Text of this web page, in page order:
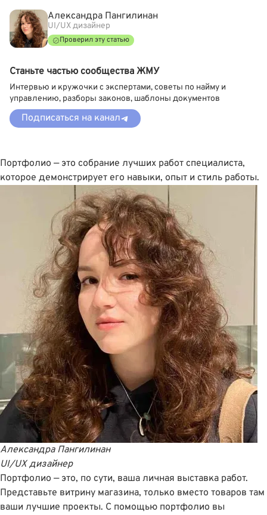
Портфолио — это собрание лучших работ специалиста,
которое демонстрирует его навыки, опыт и стиль работы.
Александра Пангилинан
UI/UX дизайнер
Портфолио — это, по сути, ваша личная выставка работ.
Представьте витрину магазина, только вместо товаров там
ваши лучшие проекты. С помощью портфолио вы
Александра Пангилинан
UI/UX дизайнер
Проверил эту статью
Станьте частью сообщества ЖМУ
Интервью и кружочки с экспертами, советы по найму и
управлению, разборы законов, шаблоны документов
Подписаться на канал